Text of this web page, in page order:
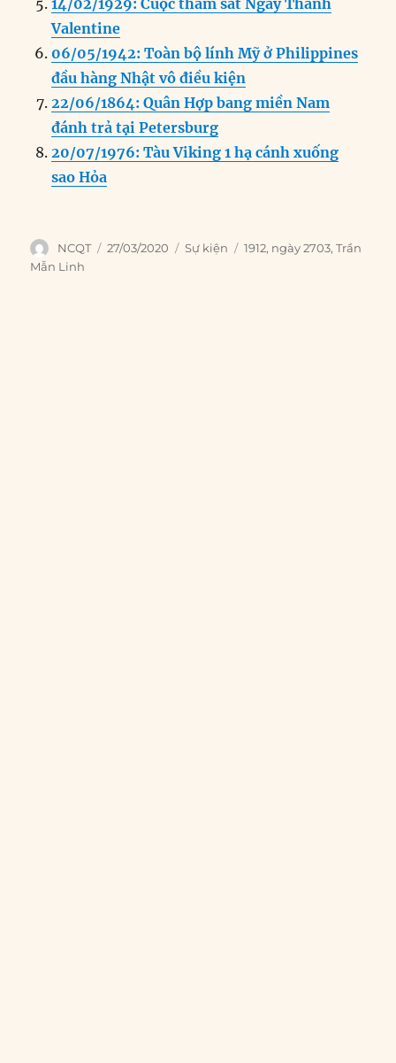
14/02/1929: Cuộc thảm sát Ngày Thánh
Valentine
06/05/1942: Toàn bộ lính Mỹ ở Philippines
đầu hàng Nhật vô điều kiện
22/06/1864: Quân Hợp bang miền Nam
đánh trả tại Petersburg
20/07/1976: Tàu Viking 1 hạ cánh xuống
sao Hỏa
Author
NCQT
Posted
27/03/2020 Categories
Sự kiện Tags
1912, ngày 2703,Trần
Mẫn Linh